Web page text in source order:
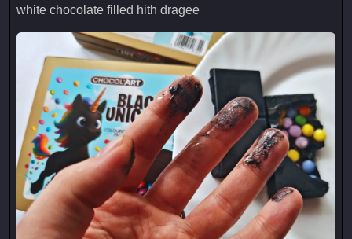
white chocolate filled hith dragee